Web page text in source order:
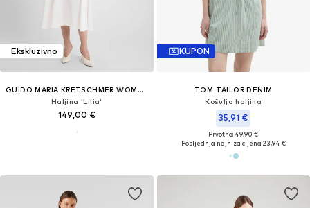
Ekskluzivno
GUIDO MARIA KRETSCHMER WOMEN
Haljina 'Lilia'
149,00 €
KUPON
TOM TAILOR DENIM
Košulja haljina
35,91 €
Prvotno: 49,90 €
Posljednja najniža cijena:23,94 €